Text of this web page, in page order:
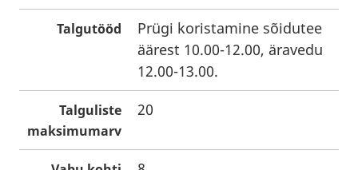
Talgutööd
Prügi koristamine sõidutee
äärest 10.00-12.00, äravedu
12.00-13.00.
Talguliste
maksimumarv
20